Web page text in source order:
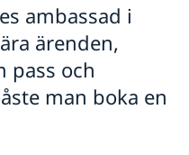
ambassad i
ärenden,
pass och
man boka en